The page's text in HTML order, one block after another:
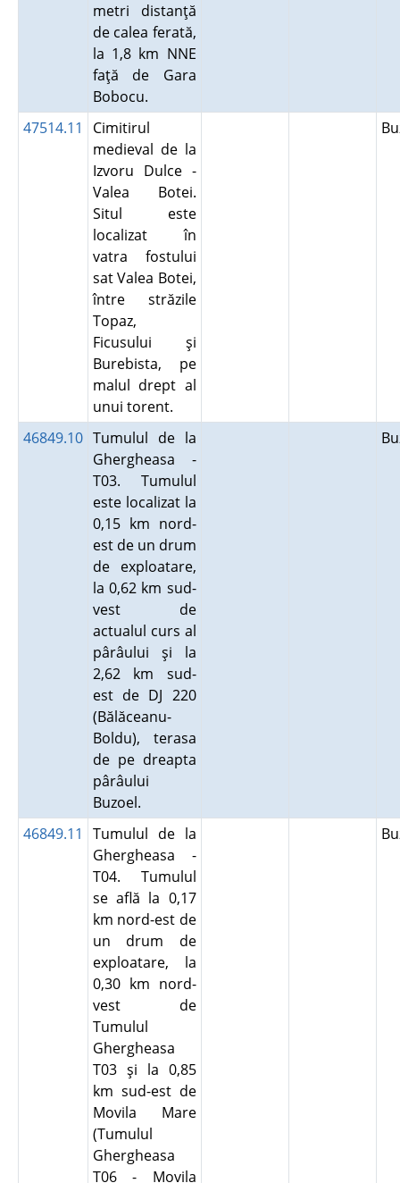
metri distanţă
de calea ferată,
la 1,8 km NNE
faţă de Gara
Bobocu.
47514.11
Cimitirul
medieval de la
Izvoru Dulce -
Valea Botei.
Situl este
localizat în
vatra fostului
sat Valea Botei,
între străzile
Topaz,
Ficusului şi
Burebista, pe
malul drept al
unui torent.
46849.10 Tumulul de la
Ghergheasa -
T03. Tumulul
este localizat la
0,15 km nord-
est de un drum
de exploatare,
la 0,62 km sud-
vest de
actualul curs al
pârâului şi la
2,62 km sud-
est de DJ 220
(Bălăceanu-
Boldu), terasa
de pe dreapta
pârâului
Buzoel.
46849.11
Tumulul de la
Ghergheasa -
T04. Tumulul
se află la 0,17
km nord-est de
un drum de
exploatare, la
0,30 km nord-
vest de
Tumulul
Ghergheasa
T03 şi la 0,85
km sud-est de
Movila Mare
(Tumulul
Ghergheasa
T06 - Movila